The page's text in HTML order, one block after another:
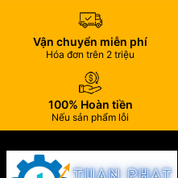
Vận chuyển miễn phí
Hóa đơn trên 2 triệu
100% Hoàn tiền
Nếu sản phẩm lỗi